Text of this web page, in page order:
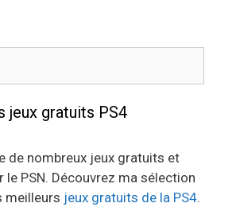
jeux gratuits PS4
de nombreux jeux gratuits et
le PSN. Découvrez ma sélection
meilleurs jeux gratuits de la PS4.